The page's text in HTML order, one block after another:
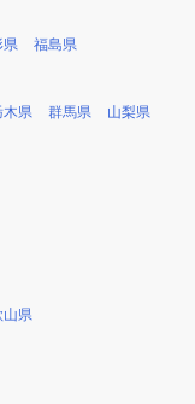
県 福島県
木県 群馬県 山梨県
山県